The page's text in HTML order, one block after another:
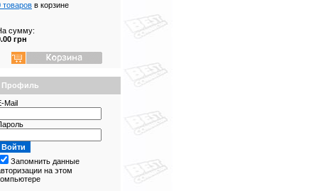
товаров в корзине
сумму:
грн
Профиль
Mail
Запомнить данные
на этом